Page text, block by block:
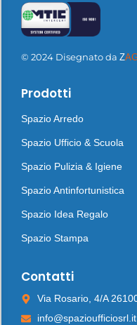
© 2024 Disegnato da Z
Prodotti
Spazio Arredo
Spazio Ufficio & Scuola
Spazio Pulizia & Igiene
Spazio Antinfortunistica
Spazio Idea Regalo
Spazio Stampa
Contatti
Via Rosario, 4/A
info@spazioufficiosrl.it